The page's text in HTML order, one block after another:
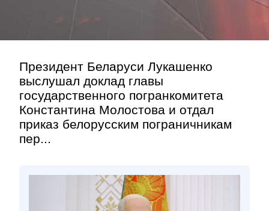
Президент Беларуси Лукашенко
выслушал доклад главы
государственного погранкомитета
Константина Молостова и отдал
приказ белорусским пограничникам
пер...
Контакт »